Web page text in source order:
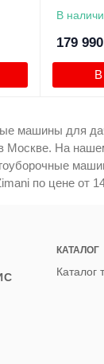
В
179 990
В
машины для
Москве. На
по цене от
КАТАЛОГ
Каталог